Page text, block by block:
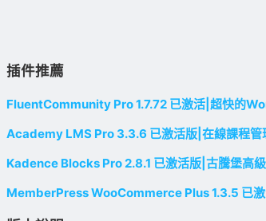
插件推薦
FluentCommunity Pro 1.7.72 已激活|超快的
Academy LMS Pro 3.3.6 已激活版|在線課程
Kadence Blocks Pro 2.8.1 已激活版|古騰堡高
MemberPress WooCommerce Plus 1.3.5 已